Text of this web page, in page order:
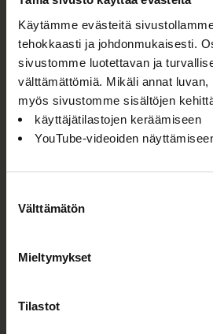
Käytämme evästeitä
tehokkaasti ja johdonmukaisesti.
sivustomme luotettavan ja
välttämättömiä. Mikäli annat
myös sivustomme sisältöjen
käyttäjätilastojen keräämiseen
YouTube-videoiden
valinta
Välttämätön
Mieltymykset
Tilastot
Lataa opas
Hakukirja tarjoaa hyvän
suunnitellusta ohjelmasta.
lähtökohtiamme,
Oulu2026-ohjelman ja